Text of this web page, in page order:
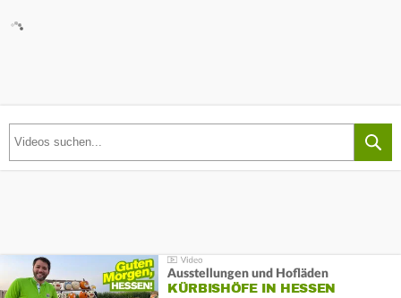
Ausstellungen und Hofläden
KÜRBISHÖFE IN HESSEN